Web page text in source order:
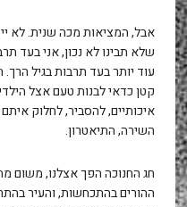
אבל, המציאות מכה שנית. לא
שלא תבינו לא נכון, אני בעד
עוד יותר בעד תרבות בגיל
קטן כדאי לבנות טעם אצל
איכותיים, להסביר, לחלוק
השירה, התיאטרון.
חג החנוכה הפך אצלנו, משום
ההורים בהתכחשות, והעיר